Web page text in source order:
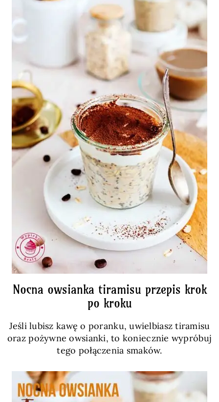
Nocna owsianka tiramisu przepis krok
po kroku
Jeśli lubisz kawę o poranku, uwielbiasz tiramisu
oraz pożywne owsianki, to koniecznie wypróbuj
tego połączenia smaków.